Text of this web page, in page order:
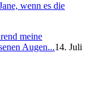
wenn es die
meine
Augen...14. Juli